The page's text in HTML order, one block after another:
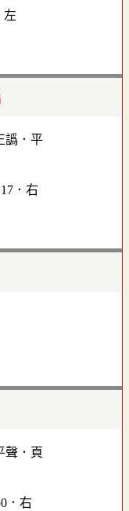
左
．右
．右